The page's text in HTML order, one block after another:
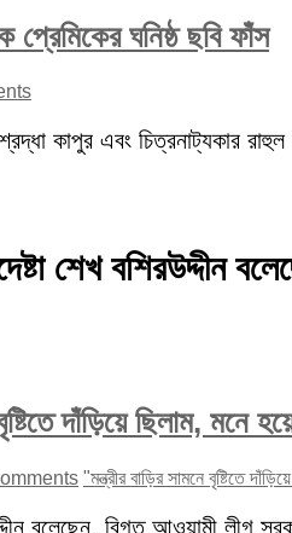
ঘনিষ্ঠ ছবি ফাঁস
কাপুর এবং চিত্রনাট্যকার
শেখ বশিরউদ্দীন
দাঁড়িয়ে ছিলাম, মনে
"মন্ত্রীর বাড়ির সামনে বৃষ্টিতে
বলেছেন, বিগত আওয়ামী লীগ